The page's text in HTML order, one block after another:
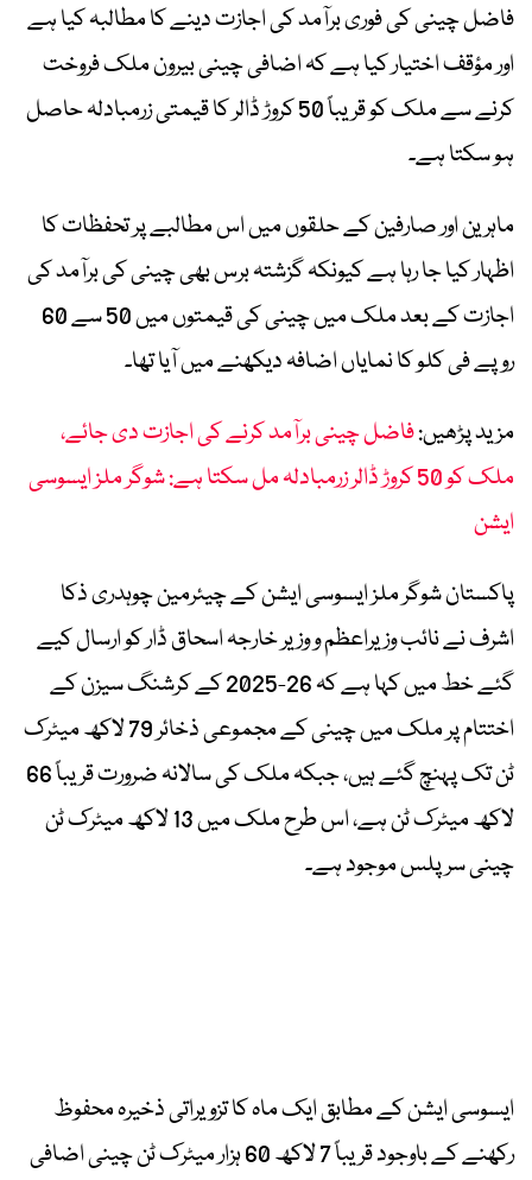
فاضل چینی کی فوری برآمد کی اجازت دینے کا مطالبہ کیا ہے
اور مؤقف اختیار کیا ہے کہ اضافی چینی بیرون ملک فروخت
کرنے سے ملک کو قریباً 50 کروڑ ڈالر کا قیمتی زرمبادلہ حاصل
ہو سکتا ہے۔
ماہرین اور صارفین کے حلقوں میں اس مطالبے پر تحفظات کا
اظہار کیا جا رہا ہے کیونکہ گزشتہ برس بھی چینی کی برآمد کی
اجازت کے بعد ملک میں چینی کی قیمتوں میں 50 سے 60
روپے فی کلو کا نمایاں اضافہ دیکھنے میں آیا تھا۔
مزید پڑھیں:فاضل چینی برآمد کرنے کی اجازت دی جائے،
ملک کو 50 کروڑ ڈالر زرمبادلہ مل سکتا ہے: شوگر ملز ایسوسی
ایشن
پاکستان شوگر ملز ایسوسی ایشن کے چیئرمین چوہدری ذکا
اشرف نے نائب وزیراعظم و وزیر خارجہ اسحاق ڈار کو ارسال کیے
گئے خط میں کہا ہے کہ 26-2025 کے کرشنگ سیزن کے
اختتام پر ملک میں چینی کے مجموعی ذخائر 79 لاکھ میٹرک
ٹن تک پہنچ گئے ہیں، جبکہ ملک کی سالانہ ضرورت قریباً 66
لاکھ میٹرک ٹن ہے، اس طرح ملک میں 13 لاکھ میٹرک ٹن
چینی سرپلس موجود ہے۔
ایسوسی ایشن کے مطابق ایک ماہ کا تزویراتی ذخیرہ محفوظ
رکھنے کے باوجود قریباً 7 لاکھ 60 ہزار میٹرک ٹن چینی اضافی